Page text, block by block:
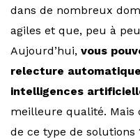
dans de nombreux
agiles et que, peu à
Aujourd’hui, vous
relecture
intelligences
meilleure qualité. Mais
de ce type de solutions